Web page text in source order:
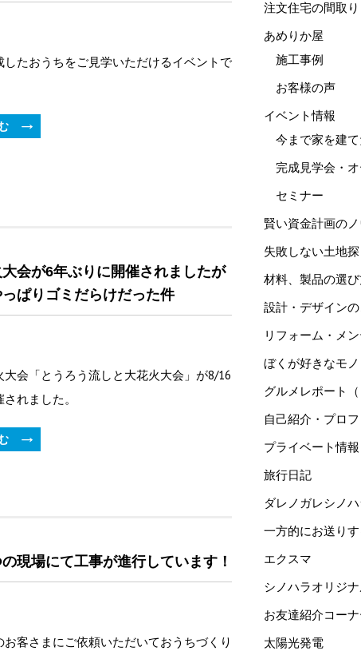
したおうちをご見学いただけるイベントで
会が6年ぶりに開催されましたが
ぱりゴミだらけだった件
大会「とうろう流しと大花火大会」が8/16
れました。
現場にて工事が進行しています！
お客さまにご依頼いただいておうちづくり
注文住宅の間取
あめりか屋
施工事例
お客様の声
イベント情報
今まで家を建
完成見学会・
セミナー
賢い資金計画の
失敗しない土地
材料、製品の選
設計・デザインの
リフォーム・メ
ぼくが好きなモノ
グルメレポート
自己紹介・プロ
プライベート情
旅行日記
ダレノガレシノハ
一方的にお送り
エクスマ
シノハラオリジ
お友達紹介コーナ
太陽光発電